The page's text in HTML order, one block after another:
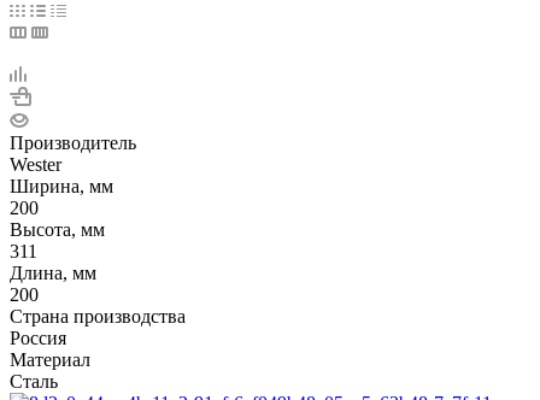
Производитель
Wester
Ширина, мм
200
Высота, мм
311
Длина, мм
200
Страна производства
Россия
Материал
Сталь